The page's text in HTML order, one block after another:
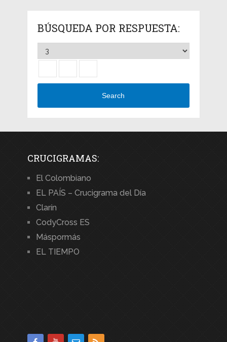
BÚSQUEDA POR RESPUESTA:
Search
CRUCIGRAMAS:
El Colombiano
EL PAÍS – Crucigrama del Día
Clarín
CodyCross ES
Máspormás
EL TIEMPO